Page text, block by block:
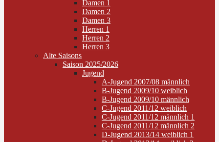
Damen 1
Damen 2
Damen 3
Herren 1
Herren 2
Herren 3
Alte Saisons
Saison 2025/2026
Jugend
A-Jugend 2007/08 männlich
B-Jugend 2009/10 weiblich
B-Jugend 2009/10 männlich
C-Jugend 2011/12 weiblich
C-Jugend 2011/12 männlich 1
C-Jugend 2011/12 männlich 2
D-Jugend 2013/14 weiblich 1